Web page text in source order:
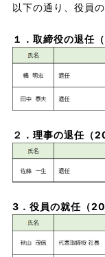
以下の通り、役員
１．取締役の退任
２．理事の退任（
3．役員の就任（